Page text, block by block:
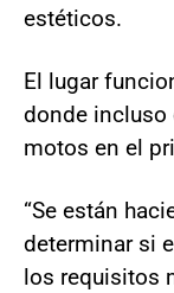
estéticos.
El lugar
donde incluso
motos en el
“Se están
determinar si
los requisitos